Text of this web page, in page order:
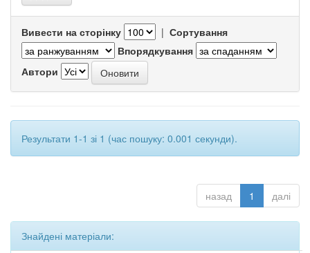
Вивести на сторінку | Сортування
Впорядкування
Автори
Результати 1-1 зі 1 (час пошуку: 0.001 секунди).
назад 1 далі
Знайдені матеріали: